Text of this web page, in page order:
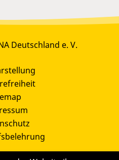
Deutschland e. V.